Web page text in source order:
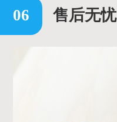
售后无忧